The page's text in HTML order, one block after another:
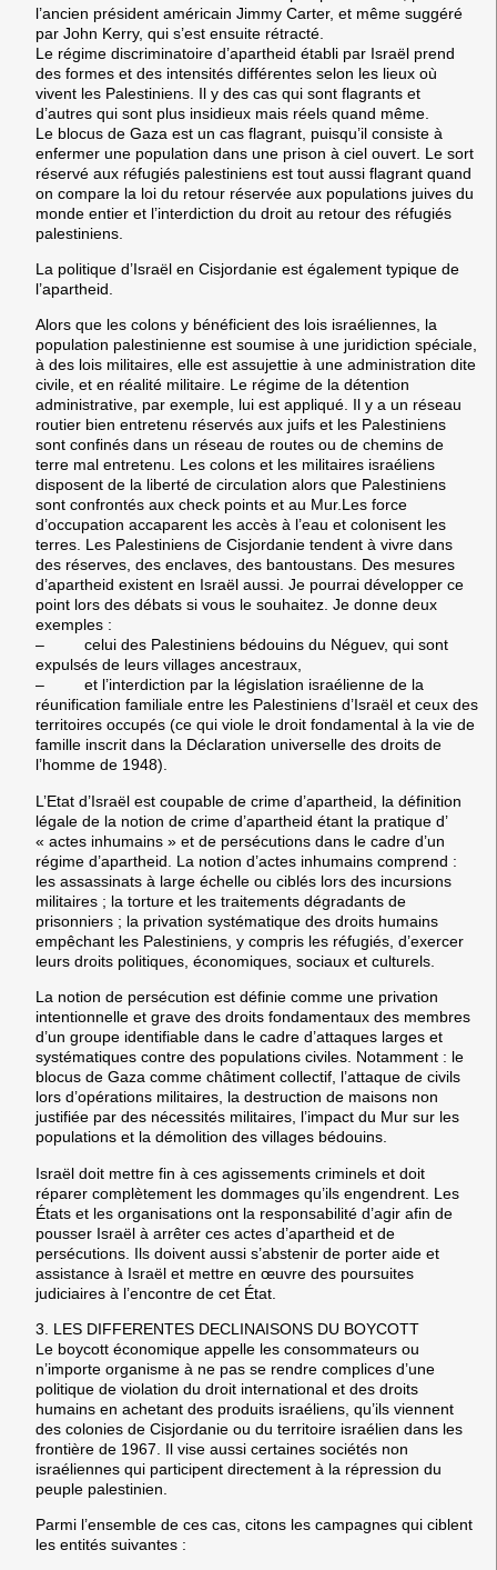
l’ancien président américain Jimmy Carter, et même suggéré
par John Kerry, qui s’est ensuite rétracté.
Le régime discriminatoire d’apartheid établi par Israël prend
des formes et des intensités différentes selon les lieux où
vivent les Palestiniens. Il y des cas qui sont flagrants et
d’autres qui sont plus insidieux mais réels quand même.
Le blocus de Gaza est un cas flagrant, puisqu’il consiste à
enfermer une population dans une prison à ciel ouvert. Le sort
réservé aux réfugiés palestiniens est tout aussi flagrant quand
on compare la loi du retour réservée aux populations juives du
monde entier et l’interdiction du droit au retour des réfugiés
palestiniens.
La politique d’Israël en Cisjordanie est également typique de
l’apartheid.
Alors que les colons y bénéficient des lois israéliennes, la
population palestinienne est soumise à une juridiction spéciale,
à des lois militaires, elle est assujettie à une administration dite
civile, et en réalité militaire. Le régime de la détention
administrative, par exemple, lui est appliqué. Il y a un réseau
routier bien entretenu réservés aux juifs et les Palestiniens
sont confinés dans un réseau de routes ou de chemins de
terre mal entretenu. Les colons et les militaires israéliens
disposent de la liberté de circulation alors que Palestiniens
sont confrontés aux check points et au Mur.Les force
d’occupation accaparent les accès à l’eau et colonisent les
terres. Les Palestiniens de Cisjordanie tendent à vivre dans
des réserves, des enclaves, des bantoustans. Des mesures
d’apartheid existent en Israël aussi. Je pourrai développer ce
point lors des débats si vous le souhaitez. Je donne deux
exemples :
– celui des Palestiniens bédouins du Néguev, qui sont
expulsés de leurs villages ancestraux,
– et l’interdiction par la législation israélienne de la
réunification familiale entre les Palestiniens d’Israël et ceux des
territoires occupés (ce qui viole le droit fondamental à la vie de
famille inscrit dans la Déclaration universelle des droits de
l’homme de 1948).
L’Etat d’Israël est coupable de crime d’apartheid, la définition
légale de la notion de crime d’apartheid étant la pratique d’
« actes inhumains » et de persécutions dans le cadre d’un
régime d’apartheid. La notion d’actes inhumains comprend :
les assassinats à large échelle ou ciblés lors des incursions
militaires ; la torture et les traitements dégradants de
prisonniers ; la privation systématique des droits humains
empêchant les Palestiniens, y compris les réfugiés, d’exercer
leurs droits politiques, économiques, sociaux et culturels.
La notion de persécution est définie comme une privation
intentionnelle et grave des droits fondamentaux des membres
d’un groupe identifiable dans le cadre d’attaques larges et
systématiques contre des populations civiles. Notamment : le
blocus de Gaza comme châtiment collectif, l’attaque de civils
lors d’opérations militaires, la destruction de maisons non
justifiée par des nécessités militaires, l’impact du Mur sur les
populations et la démolition des villages bédouins.
Israël doit mettre fin à ces agissements criminels et doit
réparer complètement les dommages qu’ils engendrent. Les
États et les organisations ont la responsabilité d’agir afin de
pousser Israël à arrêter ces actes d’apartheid et de
persécutions. Ils doivent aussi s’abstenir de porter aide et
assistance à Israël et mettre en œuvre des poursuites
judiciaires à l’encontre de cet État.
3. LES DIFFERENTES DECLINAISONS DU BOYCOTT
Le boycott économique appelle les consommateurs ou
n’importe organisme à ne pas se rendre complices d’une
politique de violation du droit international et des droits
humains en achetant des produits israéliens, qu’ils viennent
des colonies de Cisjordanie ou du territoire israélien dans les
frontière de 1967. Il vise aussi certaines sociétés non
israéliennes qui participent directement à la répression du
peuple palestinien.
Parmi l’ensemble de ces cas, citons les campagnes qui ciblent
les entités suivantes :